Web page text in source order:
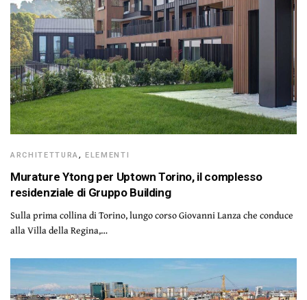
ARCHITETTURA,ELEMENTI
Murature Ytong per Uptown Torino, il complesso
residenziale di Gruppo Building
Sulla prima collina di Torino, lungo corso Giovanni Lanza che conduce
alla Villa della Regina,…